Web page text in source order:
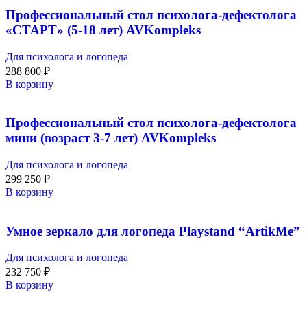
Профессиональный стол психолога-дефектолога
«СТАРТ» (5-18 лет) AVKompleks
Для психолога и логопеда
288 800 ₽
В корзину
Профессиональный стол психолога-дефектолога
мини (возраст 3-7 лет) AVKompleks
Для психолога и логопеда
299 250 ₽
В корзину
Умное зеркало для логопеда Playstand “ArtikMe”
Для психолога и логопеда
232 750 ₽
В корзину